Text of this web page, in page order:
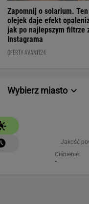
Zapomnij o solarium. Ten
olejek daje efekt
jak po najlepszym filtrze
Instagrama
OFERTY AVANTI24
Wybierz miasto
Jakość
Ciśnienie:
-